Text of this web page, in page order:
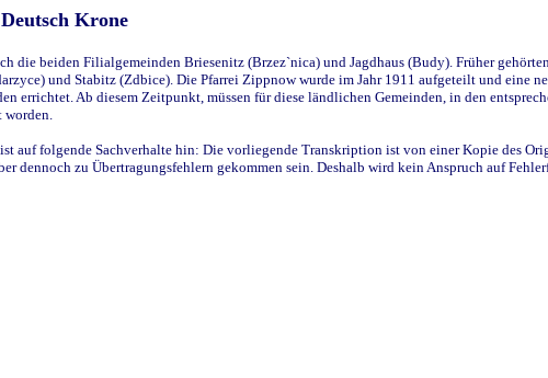
Krone
die beiden Filialgemeinden Briesenitz (Brzez`nica) und Jagdhaus (Budy). Früher
und Stabitz (Zdbice). Die Pfarrei Zippnow wurde im Jahr 1911 aufgeteilt und eine
Ab diesem Zeitpunkt, müssen für diese ländlichen Gemeinden, in den
auf folgende Sachverhalte hin: Die vorliegende Transkription ist von einer Kopie des
dennoch zu Übertragungsfehlern gekommen sein. Deshalb wird kein Anspruch auf